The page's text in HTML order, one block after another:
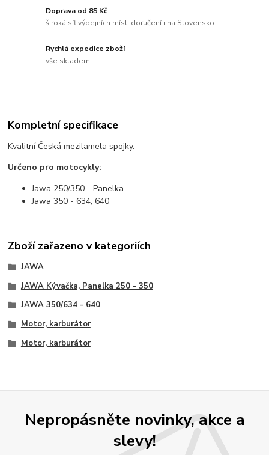
Doprava od 85 Kč
široká síť výdejních míst, doručení i na Slovensko
Rychlá expedice zboží
vše skladem
Kompletní specifikace
Kvalitní Česká mezilamela spojky.
Určeno pro motocykly:
Jawa 250/350 - Panelka
Jawa 350 - 634, 640
Zboží zařazeno v kategoriích
JAWA
JAWA Kývačka, Panelka 250 - 350
JAWA 350/634 - 640
Motor, karburátor
Motor, karburátor
Nepropásněte novinky, akce a
slevy!